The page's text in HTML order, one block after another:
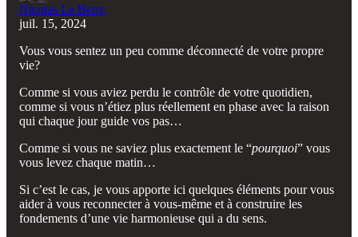
Nicolas Le Berre
juil. 15, 2024
Vous vous sentez un peu comme déconnecté de votre propre
vie?
Comme si vous aviez perdu le contrôle de votre quotidien,
comme si vous n’étiez plus réellement en phase avec la raison
qui chaque jour guide vos pas…
Comme si vous ne saviez plus exactement le “pourquoi” vous
vous levez chaque matin…
Si c’est le cas, je vous apporte ici quelques éléments pour vous
aider à vous reconnecter à vous-même et à construire les
fondements d’une vie harmonieuse qui a du sens.